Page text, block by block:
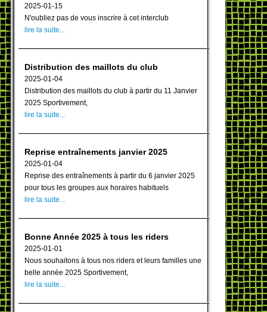
2025-01-15
N'oubliez pas de vous inscrire à cet interclub
lire la suite...
Distribution des maillots du club
2025-01-04
Distribution des maillots du club à partir du 11 Janvier
2025 Sportivement,
lire la suite...
Reprise entraînements janvier 2025
2025-01-04
Reprise des entraînements à partir du 6 janvier 2025
pour tous les groupes aux horaires habituels
lire la suite...
Bonne Année 2025 à tous les riders
2025-01-01
Nous souhaitons à tous nos riders et leurs familles une
belle année 2025 Sportivement,
lire la suite...